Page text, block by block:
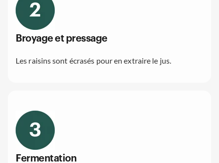
Broyage et pressage
Les raisins sont écrasés pour en extraire le jus.
Fermentation